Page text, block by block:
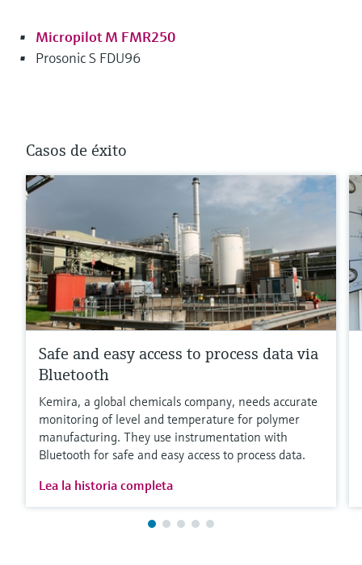
Micropilot M FMR250
Prosonic S FDU96
Casos de éxito
Safe and easy access to process data via
Bluetooth
Kemira, a global chemicals company, needs accurate
monitoring of level and temperature for polymer
manufacturing. They use instrumentation with
Bluetooth for safe and easy access to process data.
Lea la historia completa